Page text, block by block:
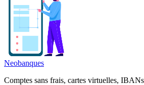
Neobanques
Comptes sans frais, cartes virtuelles,